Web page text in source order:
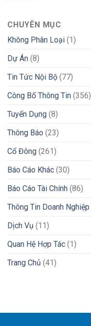
CHUYÊN MỤC
Không Phân Loại (1)
Dự Án (8)
Tin Tức Nội Bộ (77)
Công Bố Thông Tin (356)
Tuyển Dụng (8)
Thông Báo (23)
Cổ Đông (261)
Báo Cáo Khác (30)
Báo Cáo Tài Chính (86)
Thông Tin Doanh Nghiệp
Dịch Vụ (11)
Quan Hệ Hợp Tác (1)
Trang Chủ (41)